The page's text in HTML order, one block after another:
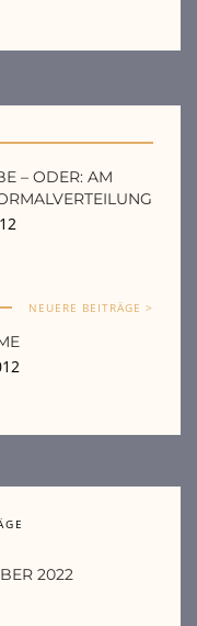
– ODER: AM
NEUERE BEITRÄGE >
2022